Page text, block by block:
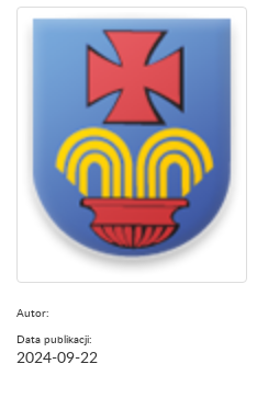
Autor:
Data publikacji:
2024-09-22